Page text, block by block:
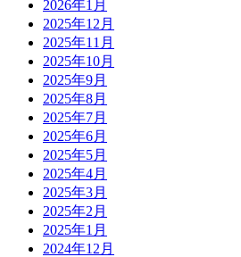
2026年1月
2025年12月
2025年11月
2025年10月
2025年9月
2025年8月
2025年7月
2025年6月
2025年5月
2025年4月
2025年3月
2025年2月
2025年1月
2024年12月